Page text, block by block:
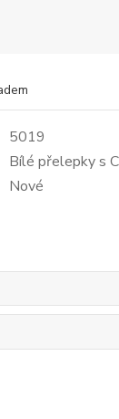
5019
Bílé přelepky s
Nové